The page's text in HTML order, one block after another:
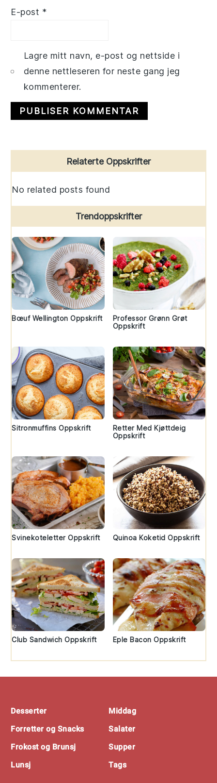
E-post *
Lagre mitt navn, e-post og nettside i
denne nettleseren for neste gang jeg
kommenterer.
Sidebar
Relaterte Oppskrifter
No related posts found
Trendoppskrifter
Bœuf Wellington Oppskrift
Professor Grønn Grøt
Oppskrift
Sitronmuffins Oppskrift
Retter Med Kjøttdeig
Oppskrift
Svinekoteletter Oppskrift Quinoa Koketid Oppskrift
Club Sandwich Oppskrift Eple Bacon Oppskrift
Desserter
Forretter og Snacks
Frokost og Brunsj
Lunsj
Middag
Salater
Supper
Tags